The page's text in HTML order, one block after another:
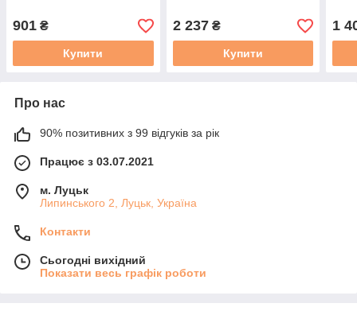
901 ₴
Купити
2 237₴
Купити
1
Про нас
90% позитивних з 99 відгуків за рік
Працює з 03.07.2021
м. Луцьк
Липинського 2, Луцьк, Україна
Контакти
Сьогодні вихідний
Показати весь графік роботи